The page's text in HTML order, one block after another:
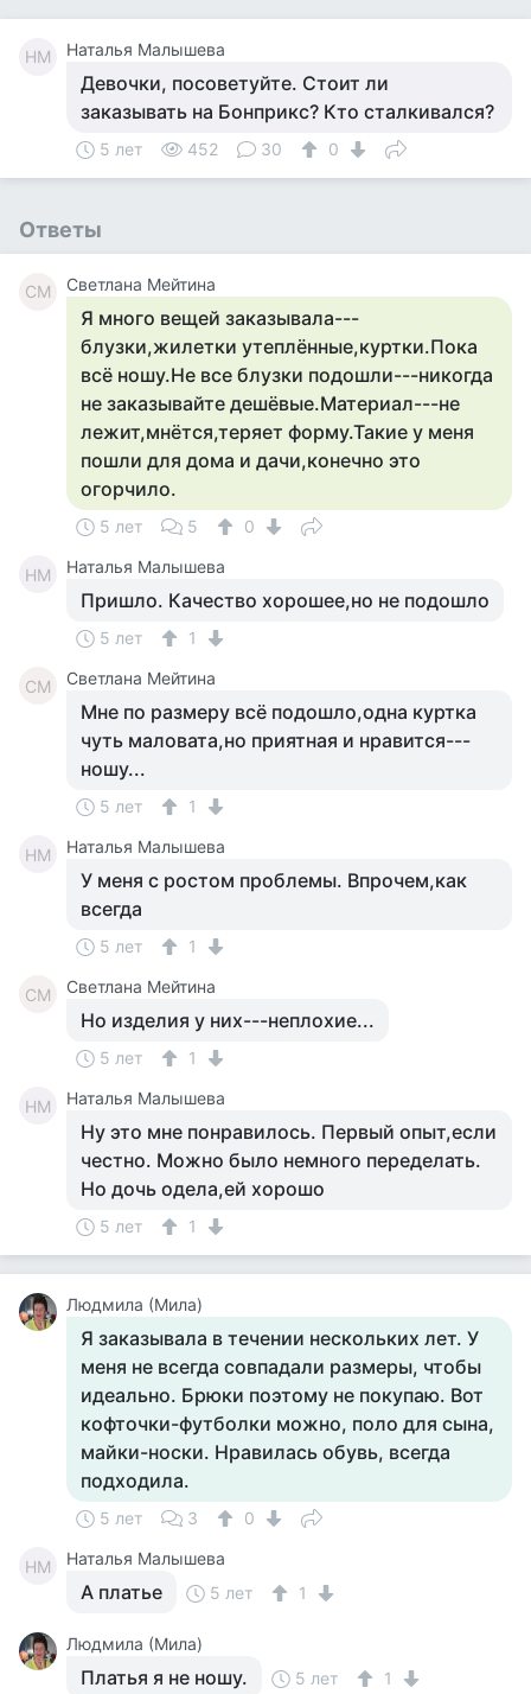
НМ Наталья Малышева
Девочки, посоветуйте. Стоит ли
заказывать на Бонприкс? Кто сталкивался?
5 лет 452 30 0
Ответы
СМ Светлана Мейтина
Я много вещей заказывала---
блузки,жилетки утеплённые,куртки.Пока
всё ношу.Не все блузки подошли---никогда
не заказывайте дешёвые.Материал---не
лежит,мнётся,теряет форму.Такие у меня
пошли для дома и дачи,конечно это
огорчило.
5 лет 5 0
НМ Наталья Малышева
Пришло. Качество хорошее,но не подошло
5 лет 1
СМ Светлана Мейтина
Мне по размеру всё подошло,одна куртка
чуть маловата,но приятная и нравится---
ношу...
5 лет 1
НМ Наталья Малышева
У меня с ростом проблемы. Впрочем,как
всегда
5 лет 1
СМ Светлана Мейтина
Но изделия у них---неплохие...
5 лет 1
НМ Наталья Малышева
Ну это мне понравилось. Первый опыт,если
честно. Можно было немного переделать.
Но дочь одела,ей хорошо
5 лет 1
Людмила (Мила)
Я заказывала в течении нескольких лет. У
меня не всегда совпадали размеры, чтобы
идеально. Брюки поэтому не покупаю. Вот
кофточки-футболки можно, поло для сына,
майки-носки. Нравилась обувь, всегда
подходила.
5 лет 3 0
НМ Наталья Малышева
А платье 5 лет 1
Людмила (Мила)
Платья я не ношу. 5 лет 1